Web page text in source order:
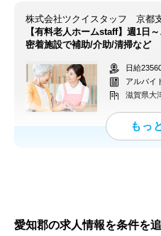
株式会社ツクイスタッフ 京都
【有料老人ホームstaff】週1日
密着施設で補助/介助/清掃など
日給
アルバイ
滋賀県大
愛知郡の求人情報を条件を